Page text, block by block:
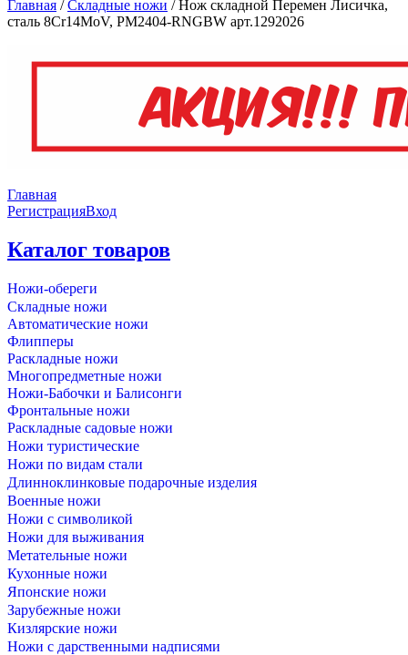
Главная /Складные ножи /Нож складной Перемен Лисичка,
сталь 8Cr14MoV, PM2404-RNGBW арт.1292026
Главная
РегистрацияВход
Каталог товаров
Ножи-обереги
Складные ножи
Автоматические ножи
Флипперы
Раскладные ножи
Многопредметные ножи
Ножи-Бабочки и Балисонги
Фронтальные ножи
Раскладные садовые ножи
Ножи туристические
Ножи по видам стали
Длинноклинковые подарочные изделия
Военные ножи
Ножи с символикой
Ножи для выживания
Метательные ножи
Кухонные ножи
Японские ножи
Зарубежные ножи
Кизлярские ножи
Ножи с дарственными надписями